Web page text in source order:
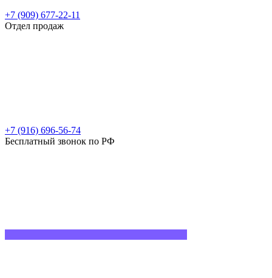
+7 (909) 677-22-11
Отдел продаж
+7 (916) 696-56-74
Бесплатный звонок по РФ